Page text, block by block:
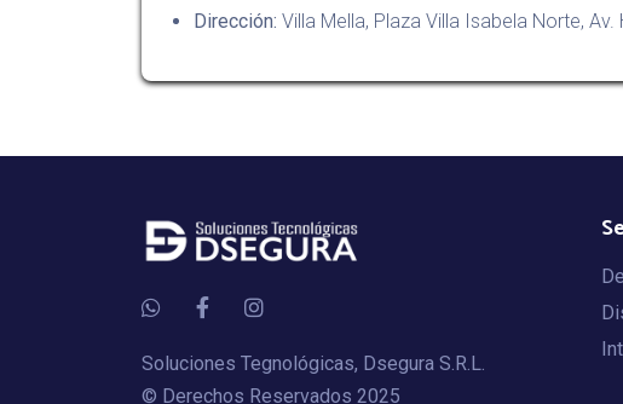
Dirección: Villa Mella, Plaza Villa Isabela Norte,
Soluciones Tegnológicas, Dsegura S.R.L.
© Derechos Reservados 2025